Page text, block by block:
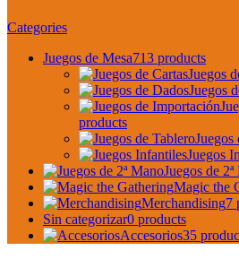
Categories
Juegos de Mesa713 products
Juegos
Juegos
products
Juegos
Juegos
Juegos de
Magic the
Merchandising7
Sin categorizar0 products
Accesorios35